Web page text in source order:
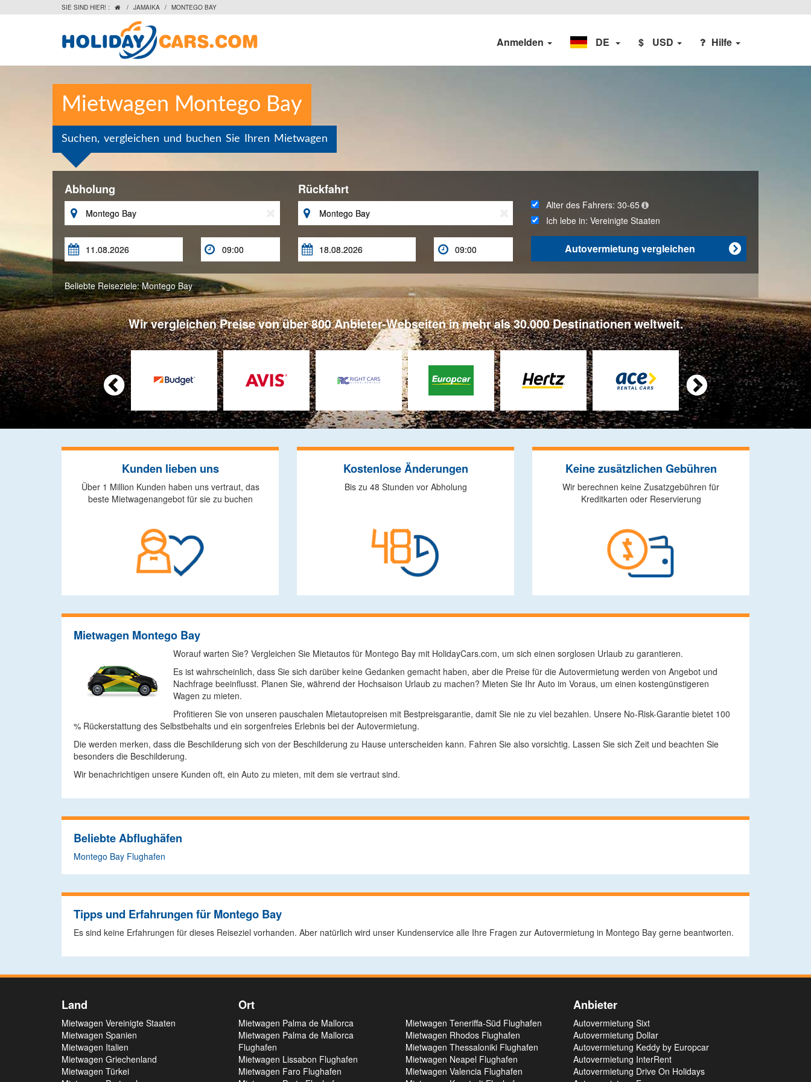
SIE SIND HIER! :  / JAMAIKA / MONTEGO BAY
Anmelden DE $ USD Hilfe
Mietwagen Montego Bay
Suchen, vergleichen und buchen Sie Ihren Mietwagen
Abholung

 
Rückfahrt

 
Alter des Fahrers:30-65
Ich lebe in:Vereinigte Staaten

Autovermietung vergleichen
Beliebte Reiseziele:Montego Bay
Wir vergleichen Preise von über 800 Anbieter-Webseiten in mehr als 30.000 Destinationen weltweit.
 
Kunden lieben uns
Über 1 Million Kunden haben uns vertraut, das
beste Mietwagenangebot für sie zu buchen
Kostenlose Änderungen
Bis zu 48 Stunden vor Abholung
Keine zusätzlichen Gebühren
Wir berechnen keine Zusatzgebühren für
Kreditkarten oder Reservierung
Mietwagen Montego Bay
Worauf warten Sie? Vergleichen Sie Mietautos für Montego Bay mit HolidayCars.com, um sich einen sorglosen Urlaub zu garantieren.
Es ist wahrscheinlich, dass Sie sich darüber keine Gedanken gemacht haben, aber die Preise für die Autovermietung werden von Angebot und
Nachfrage beeinflusst. Planen Sie, während der Hochsaison Urlaub zu machen? Mieten Sie Ihr Auto im Voraus, um einen kostengünstigeren
Wagen zu mieten.
Profitieren Sie von unseren pauschalen Mietautopreisen mit Bestpreisgarantie, damit Sie nie zu viel bezahlen. Unsere No-Risk-Garantie bietet 100
% Rückerstattung des Selbstbehalts und ein sorgenfreies Erlebnis bei der Autovermietung.
Die werden merken, dass die Beschilderung sich von der Beschilderung zu Hause unterscheiden kann. Fahren Sie also vorsichtig. Lassen Sie sich Zeit und beachten Sie
besonders die Beschilderung.
Wir benachrichtigen unsere Kunden oft, ein Auto zu mieten, mit dem sie vertraut sind.
Beliebte Abflughäfen
Montego Bay Flughafen
Tipps und Erfahrungen für Montego Bay
Es sind keine Erfahrungen für dieses Reiseziel vorhanden. Aber natürlich wird unser Kundenservice alle Ihre Fragen zur Autovermietung in Montego Bay gerne beantworten.
Land
Mietwagen Vereinigte Staaten
Mietwagen Spanien
Mietwagen Italien
Mietwagen Griechenland
Mietwagen Türkei
Ort
Mietwagen Palma de Mallorca
Mietwagen Palma de Mallorca
Flughafen
Mietwagen Lissabon Flughafen
Mietwagen Faro Flughafen
Mietwagen Teneriffa-Süd Flughafen
Mietwagen Rhodos Flughafen
Mietwagen Thessaloniki Flughafen
Mietwagen Neapel Flughafen
Mietwagen Valencia Flughafen
Anbieter
Autovermietung Sixt
Autovermietung Dollar
Autovermietung Keddy by Europcar
Autovermietung InterRent
Autovermietung Drive On Holidays